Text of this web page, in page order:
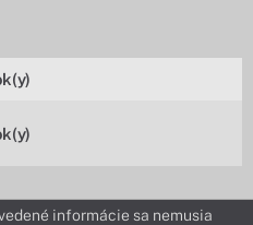
informácie sa nemusia